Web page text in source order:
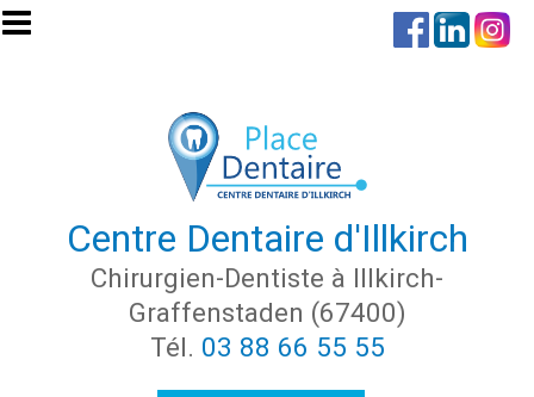
Aller au contenu principal
Centre Dentaire d'Illkirch
Chirurgien-Dentiste à Illkirch-
Graffenstaden (67400)
Tél. 03 88 66 55 55